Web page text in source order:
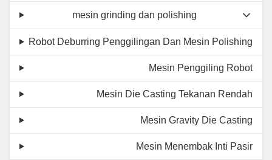
mesin grinding dan polishing
Robot Deburring Penggilingan Dan Mesin Polishing
Mesin Penggiling Robot
Mesin Die Casting Tekanan Rendah
Mesin Gravity Die Casting
Mesin Menembak Inti Pasir